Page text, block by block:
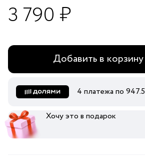
3 790 ₽
Добавить в корзину
4 платежа по 947.5
Хочу это в подарок